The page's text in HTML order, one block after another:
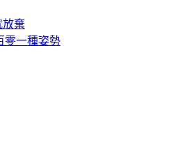
放棄
零一種姿勢